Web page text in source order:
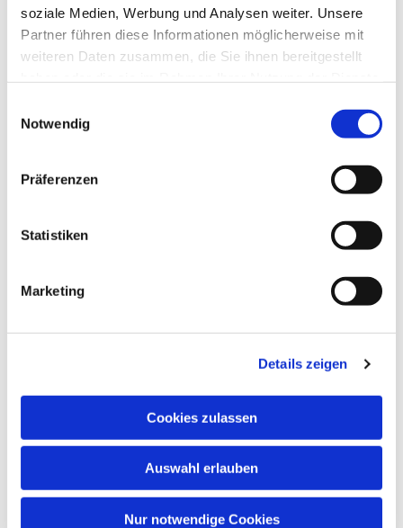
soziale Medien, Werbung und Analysen weiter. Unsere
Partner führen diese Informationen möglicherweise mit
weiteren Daten zusammen, die Sie ihnen bereitgestellt
Notwendig
Präferenzen
Statistiken
Marketing
Details zeigen
Cookies zulassen
Auswahl erlauben
Nur notwendige Cookies